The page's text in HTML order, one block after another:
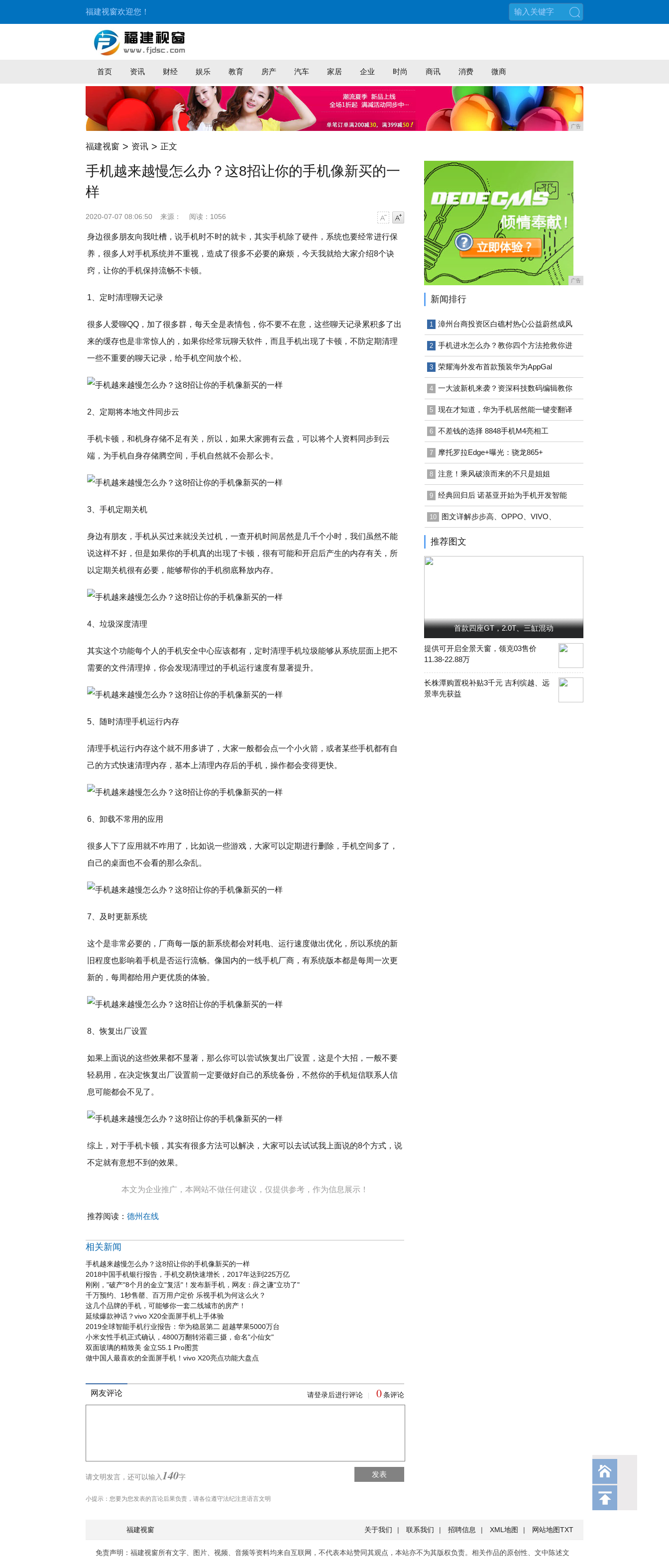
福建视窗欢迎您！
首页 资讯 财经 娱乐 教育 房产 汽车 家居 企业 时尚 商讯 消费 微商
广告
福建视窗 > 资讯 > 正文
手机越来越慢怎么办？这8招让你的手机像新买的一
样
2020-07-07 08:06:50 来源： 阅读：1056
身边很多朋友向我吐槽，说手机时不时的就卡，其实手机除了硬件，系统也要经常进行保
养，很多人对手机系统并不重视，造成了很多不必要的麻烦，今天我就给大家介绍8个诀
窍，让你的手机保持流畅不卡顿。
1、定时清理聊天记录
很多人爱聊QQ，加了很多群，每天全是表情包，你不要不在意，这些聊天记录累积多了出
来的缓存也是非常惊人的，如果你经常玩聊天软件，而且手机出现了卡顿，不防定期清理
一些不重要的聊天记录，给手机空间放个松。
2、定期将本地文件同步云
手机卡顿，和机身存储不足有关，所以，如果大家拥有云盘，可以将个人资料同步到云
端，为手机自身存储腾空间，手机自然就不会那么卡。
3、手机定期关机
身边有朋友，手机从买过来就没关过机，一查开机时间居然是几千个小时，我们虽然不能
说这样不好，但是如果你的手机真的出现了卡顿，很有可能和开启后产生的内存有关，所
以定期关机很有必要，能够帮你的手机彻底释放内存。
4、垃圾深度清理
其实这个功能每个人的手机安全中心应该都有，定时清理手机垃圾能够从系统层面上把不
需要的文件清理掉，你会发现清理过的手机运行速度有显著提升。
5、随时清理手机运行内存
清理手机运行内存这个就不用多讲了，大家一般都会点一个小火箭，或者某些手机都有自
己的方式快速清理内存，基本上清理内存后的手机，操作都会变得更快。
6、卸载不常用的应用
很多人下了应用就不咋用了，比如说一些游戏，大家可以定期进行删除，手机空间多了，
自己的桌面也不会看的那么杂乱。
7、及时更新系统
这个是非常必要的，厂商每一版的新系统都会对耗电、运行速度做出优化，所以系统的新
旧程度也影响着手机是否运行流畅。像国内的一线手机厂商，有系统版本都是每周一次更
新的，每周都给用户更优质的体验。
8、恢复出厂设置
如果上面说的这些效果都不显著，那么你可以尝试恢复出厂设置，这是个大招，一般不要
轻易用，在决定恢复出厂设置前一定要做好自己的系统备份，不然你的手机短信联系人信
息可能都会不见了。
综上，对于手机卡顿，其实有很多方法可以解决，大家可以去试试我上面说的8个方式，说
不定就有意想不到的效果。
本文为企业推广，本网站不做任何建议，仅提供参考，作为信息展示！
推荐阅读： 德州在线
相关新闻
手机越来越慢怎么办？这8招让你的手机像新买的一样
2018中国手机银行报告，手机交易快速增长，2017年达到225万亿
刚刚，"破产"8个月的金立"复活"！发布新手机，网友：薛之谦"立功了"
千万预约、1秒售罄、百万用户定价 乐视手机为何这么火？
这几个品牌的手机，可能够你一套二线城市的房产！
延续爆款神话？vivo X20全面屏手机上手体验
2019全球智能手机行业报告：华为稳居第二 超越苹果5000万台
小米女性手机正式确认，4800万翻转浴霸三摄，命名"小仙女"
双面玻璃的精致美 金立S5.1 Pro图赏
做中国人最喜欢的全面屏手机！vivo X20亮点功能大盘点
网友评论 请登录后进行评论 0条评论
请文明发言， 还可以输入140字 发表
小提示：您要为您发表的言论后果负责，请各位遵守法纪注意语言文明
广告
新闻排行
1 漳州台商投资区白礁村热心公益蔚然成风
2 手机进水怎么办？教你四个方法抢救你进
3 荣耀海外发布首款预装华为AppGal
4 一大波新机来袭？资深科技数码编辑教你
5 现在才知道，华为手机居然能一键变翻译
6 不差钱的选择 8848手机M4亮相工
7 摩托罗拉Edge+曝光：骁龙865+
8 注意！乘风破浪而来的不只是姐姐
9 经典回归后 诺基亚开始为手机开发智能
10 图文详解步步高、OPPO、VIVO、
推荐图文
首款四座GT，2.0T、三缸混动
提供可开启全景天窗，领克03售价
11.38-22.88万
长株潭购置税补贴3千元 吉利缤越、远
景率先获益
回到首页
福建视窗 关于我们 | 联系我们 | 招聘信息 | XML地图 | 网站地图TXT
免责声明：福建视窗所有文字、图片、视频、音频等资料均来自互联网，不代表本站赞同其观点，本站亦不为其版权负责。相关作品的原创性、文中陈述文